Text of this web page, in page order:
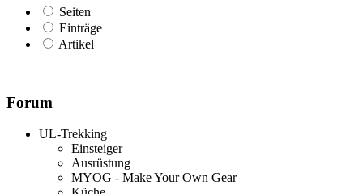
Seiten
Einträge
Artikel
Forum
UL-Trekking
Einsteiger
Ausrüstung
MYOG - Make Your Own Gear